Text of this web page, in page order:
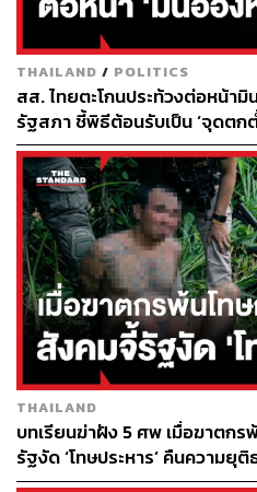
โรงพยาบาลที่ยังเปิดให้จ
โรงพยาบาลรามาธิบดี
โรงพยาบาลเมดพา
โรงพยาบาลที่จะเปิดให้จ
ได้แก่
โรงพยาบาลบำรุงร
วัคซีน Moderna 5 ล้านโดสแร
2564 และไตรมาสที่ 1 ปี 2565
วันนี้ (5 กรกฎาคม) องค์ก
วัคซีนที่จะได้รับจาก บริษั
ตัวแทนของ Moderna มีจ
ในช่วงของไตรมาสที่ 4
หน้า
ส่วนตัวเลข 9 ล้านโดสที่เ
จำนวนที่สมาคมโรงพยา
THAILAND / POLITICS
สส. ไทยตะโกนประท้วงต่อหน้ามิ
รัฐสภา ชี้พิธีต้อนรับเป็น ‘จุดตก
ทูตไทย
THAILAND
บทเรียนฆ่าฝัง 5 ศพ เมื่อฆาตก
รัฐงัด ‘โทษประหาร’ คืนความยุ